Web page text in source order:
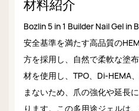
材料紹介
Bozlin 5 in 1 Builder Nail Gel in
安全基準を満たす高品質の
方を採用し、自然で柔軟な塗
材を使用し、TPO、Di-HEMA
まないため、爪の強化や延長
ります。この多用途ジェルは